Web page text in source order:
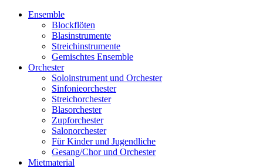
Ensemble
Blockflöten
Blasinstrumente
Streichinstrumente
Gemischtes Ensemble
Orchester
Soloinstrument und Orchester
Sinfonieorchester
Streichorchester
Blasorchester
Zupforchester
Salonorchester
Für Kinder und Jugendliche
Gesang/Chor und Orchester
Mietmaterial